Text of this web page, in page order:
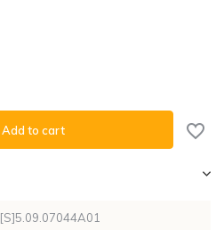
Add to cart
[S]5.09.07044A01